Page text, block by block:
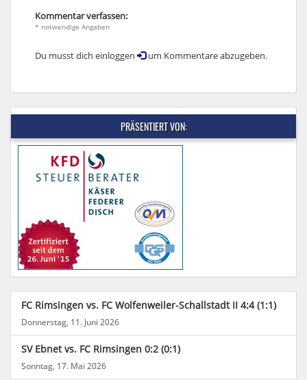
Kommentar verfassen:
* notwendige Angaben
Du musst dich einloggen um Kommentare abzugeben.
PRÄSENTIERT VON:
FC Rimsingen vs. FC Wolfenweiler-Schallstadt II 4:4 (1:1)
Donnerstag, 11. Juni 2026
SV Ebnet vs. FC Rimsingen 0:2 (0:1)
Sonntag, 17. Mai 2026